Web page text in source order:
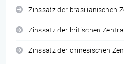
Zinssatz der brasilianischen
Zinssatz der britischen
Zinssatz der chinesischen